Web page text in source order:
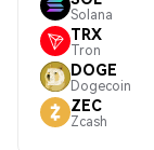
Solana
TRX
Tron
DOGE
Dogecoin
ZEC
Zcash